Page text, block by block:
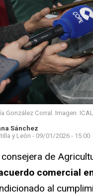
González Corral. Imagen: ICAL
Sánchez
y León - 09/01/2026 - 15:00
consejera de
comercial
al